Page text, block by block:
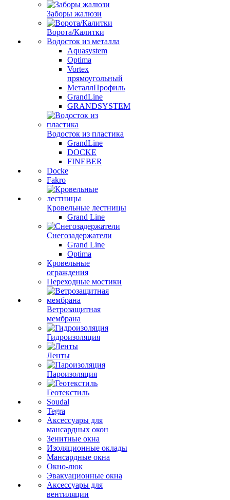
Заборы жалюзи
Ворота/Калитки
Водосток из металла
Aquasystem
Optima
Vortex
прямоугольный
МеталлПрофиль
GrandLine
GRANDSYSTEM
Водосток из пластика
GrandLine
DOCKE
FINEBER
Docke
Fakro
Кровельные лестницы
Grand Line
Снегозадержатели
Grand Line
Optima
Кровельные
ограждения
Переходные мостики
Ветрозащитная
мембрана
Гидроизоляция
Ленты
Пароизоляция
Геотекстиль
Soudal
Tegra
Аксессуары для
мансардных окон
Зенитные окна
Изоляционные оклады
Мансардные окна
Окно-люк
Эвакуационные окна
Аксессуары для
вентиляции